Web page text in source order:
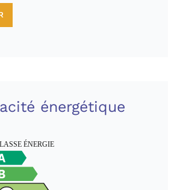
énergétique